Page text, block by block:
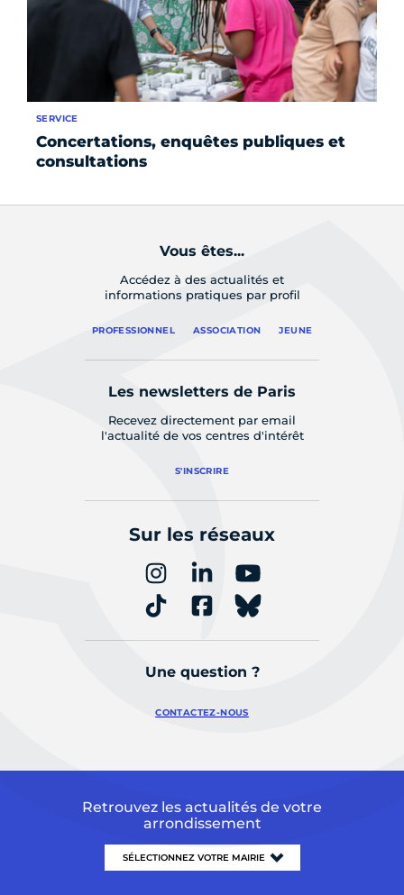
Concertations, enquêtes publiques et
consultations
SERVICE
Vous êtes...
Accédez à des actualités et
informations pratiques par profil
PROFESSIONNEL ASSOCIATION JEUNE
Les newsletters de Paris
Recevez directement par email
l'actualité de vos centres d'intérêt
S'INSCRIRE
Sur les réseaux
Une question ?
CONTACTEZ-NOUS
Retrouvez les actualités de votre
arrondissement